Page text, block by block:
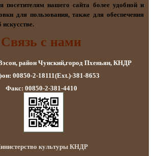
посетителям нашего сайта более удобной и
для пользования, также для обеспечения
Связь с нами
район Чунский,город Пхеньян, КНДР
00850-2-18111(Ext.)-381-8653
Факс: 00850-2-381-4410
культуры КНДР